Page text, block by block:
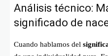
Análisis técnico:
significado de
Cuando hablamos del